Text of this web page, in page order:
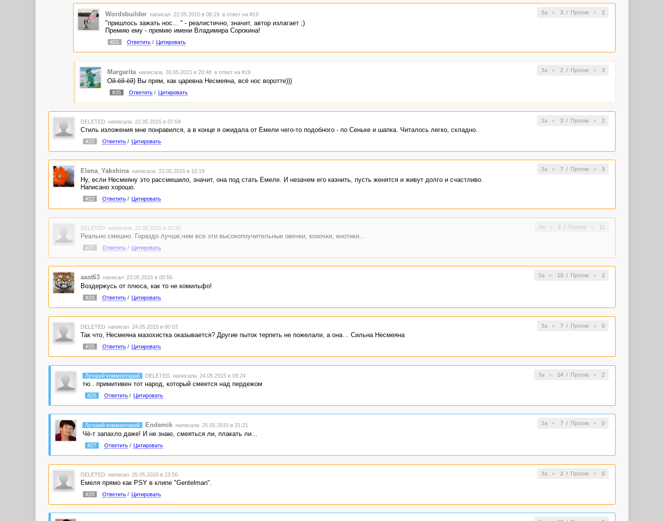
За 3/ Против 2
Wordsbuilder написал 22.05.2015 в 08:19 в ответ на #19
"пришлось зажать нос... " - реалистично, значит, автор излагает ;)
Премию ему - премию имени Владимира Сорокина!
#21 Ответить/ Цитировать
За 2/ Против 3
Margarita написала 30.05.2015 в 20:48 в ответ на #19
Ой-ёй-ёй) Вы прям, как царевна Несмеяна, всё нос воротте)))
#35 Ответить/ Цитировать
За 3/ Против 2
DELETED написала 22.05.2015 в 07:04
Стиль изложения мне понравился, а в конце я ожидала от Емели чего-то подобного - по Сеньке и шапка. Читалось легко, складно.
#20 Ответить/ Цитировать
За 7/ Против 3
Elena_Yakshina написала 22.05.2015 в 10:19
Ну, если Несмеяну это рассмешило, значит, она под стать Емеле. И незачем его казнить, пусть женятся и живут долго и счастливо.
Написано хорошо.
#22 Ответить/ Цитировать
За 2 / Против 11
DELETED написала 22.05.2015 в 20:25
Реально смешно. Гораздо лучше,чем все эти высокопоучительные овечки, козочки, енотики...
#23 Ответить/ Цитировать
За 10/ Против 2
aast63 написал 23.05.2015 в 00:56
Воздержусь от плюса, как то не комильфо!
#24 Ответить/ Цитировать
За 7/ Против 0
DELETED написал 24.05.2015 в 00:03
Так что, Несмеяна мазохистка оказывается? Другие пыток терпеть не пожелали, а она… Сильна Несмеяна
#25 Ответить/ Цитировать
За 14/ Против 2
Лучший комментарий DELETED написала 24.05.2015 в 09:24
тю.. примитивен тот народ, который смеется над пердежом
#26 Ответить/ Цитировать
За 7/ Против 0
Лучший комментарий Endemik написала 25.05.2015 в 21:21
Чё-т запахло даже! И не знаю, смеяться ли, плакать ли...
#27 Ответить/ Цитировать
За 2/ Против 0
DELETED написал 25.05.2015 в 23:50
Емеля прямо как PSY в клипе "Gentelman".
#28 Ответить/ Цитировать